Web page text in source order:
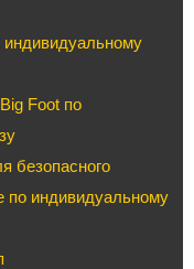
Foot по
безопасного
индивидуальному